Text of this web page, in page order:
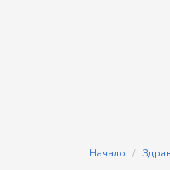
Начало